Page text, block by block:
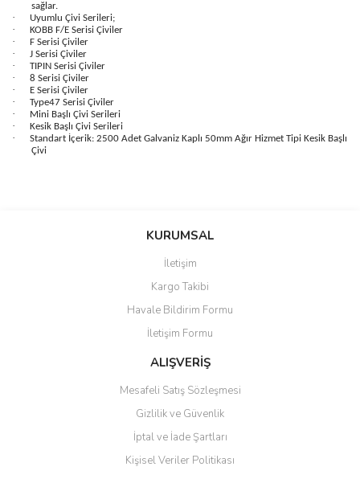
sağlar.
· Uyumlu Çivi Serileri;
· KOBB F/E Serisi Çiviler
· F Serisi Çiviler
· J Serisi Çiviler
· TIPIN Serisi Çiviler
· 8 Serisi Çiviler
· E Serisi Çiviler
· Type47 Serisi Çiviler
· Mini Başlı Çivi Serileri
· Kesik Başlı Çivi Serileri
·
Standart İçerik: 2500 Adet Galvaniz Kaplı 50mm Ağır Hizmet Tipi Kesik Başlı
Çivi
Bu ürüne ilk yorumu siz yapın!
Ürün resmi kalitesiz, bozuk veya görüntülenemiyor.
Ürün açıklamasında eksik bilgiler bulunuyor.
Ürün bilgilerinde hatalar bulunuyor.
Ürün fiyatı diğer sitelerden daha pahalı.
KURUMSAL
İletişim
Kargo Takibi
Havale Bildirim Formu
İletişim Formu
ALIŞVERİŞ
Mesafeli Satış Sözleşmesi
Gizlilik ve Güvenlik
İptal ve İade Şartları
Kişisel Veriler Politikası